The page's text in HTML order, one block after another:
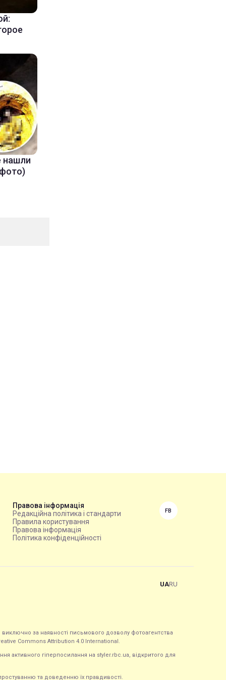
нашли
Правова інформація
Редакційна політика і стандарти
Правила користування
Правова інформація
Політика конфіденційності
FB
UARU
виключно за наявності письмового дозволу фотоагентства
Commons Attribution 4.0 International.
активного гіперпосилання на styler.rbc.ua, відкритого для
та доведенню їх правдивості.